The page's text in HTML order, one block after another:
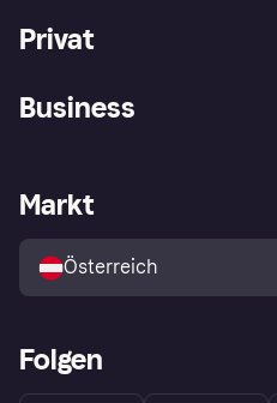
Privat
Shops entdecken
Business
Händlerportal
Markt
Österreich
Folgen